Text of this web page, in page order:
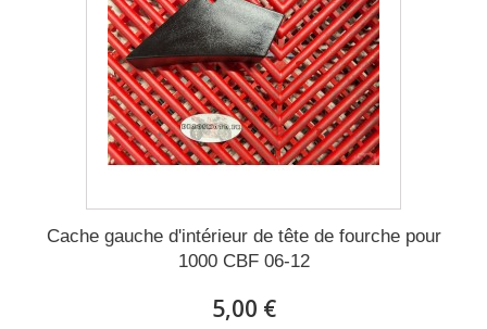
Cache gauche d'intérieur de tête de fourche pour
1000 CBF 06-12
5,00 €